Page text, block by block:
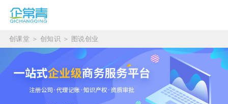
创课堂 ＞ 创知识 ＞ 图说创业